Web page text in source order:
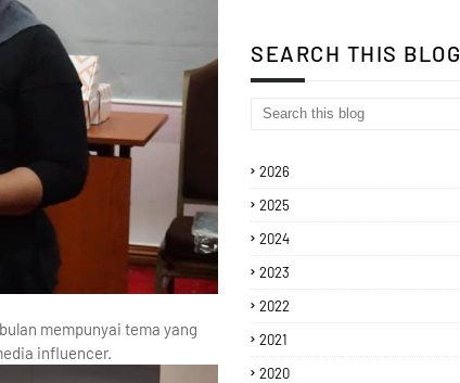
mempunyai tema yang
influencer.
SEARCH THIS BLOG
2026
2025
2024
2023
2022
2021
2020